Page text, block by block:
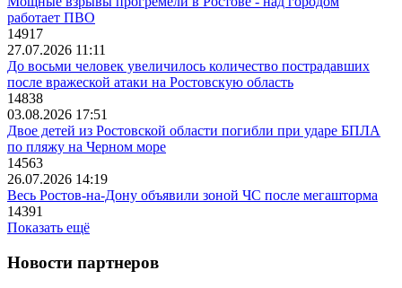
работает ПВО
14917
27.07.2026 11:11
До восьми человек увеличилось количество пострадавших
после вражеской атаки на Ростовскую область
14838
03.08.2026 17:51
Двое детей из Ростовской области погибли при ударе БПЛА
по пляжу на Черном море
14563
26.07.2026 14:19
Весь Ростов-на-Дону объявили зоной ЧС после мегашторма
14391
Показать ещё
Новости партнеров